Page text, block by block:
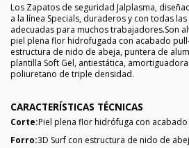
Los Zapatos de seguridad Jalplasma,
a la línea Specials, duraderos y con todas
adecuadas para muchos trabajadores.Son
piel plena flor hidrofugada con acabado
estructura de nido de abeja, puntera de
plantilla Soft Gel, antiestática,
poliuretano de triple densidad.
CARACTERÍSTICAS TÉCNICAS
Corte:Piel plena flor hidrófuga con
Forro:3D Surf con estructura de nido de